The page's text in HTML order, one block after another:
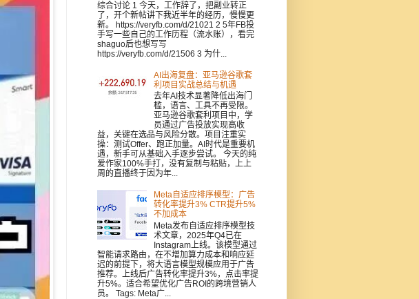
综合讨论 1 今天，工作辞了，把副业转正
了，开个新帖讲下我近半年的经历，慢慢更
新。 https://veryfb.com/d/21021 2 5年FB投
手写一些自己的工作历程（流水账），看完
shaguo后也想写写
https://veryfb.com/d/21506 3 为什...
AI出海复盘：亚马逊谷歌套
利项目实战总结与机遇
去年AI技术显著降低出海门
槛，语言、工具不再受限。
亚马逊谷歌套利项目中，学
员通过广告投放实现高收
益，关键在选品与风险分散。项目注重实
操：测试Offer、跑正加量。AI时代是重要机
遇，新手可从基础入手逐步尝试。 今天的纯
爱作家100%手打，没有复制与粘贴，上上
周的直播终于因为年...
Meta自适应排序模型：广告
转化率提升3% CTR提升5%
不加成本
Meta发布自适应排序模型技
术文章，2025年Q4已在
Instagram上线。该模型通过
智能请求路由，在不增加算力成本和响应延
迟的前提下，将大语言模型规模应用于广告
推荐。上线后广告转化率提升3%，点击率提
升5%。适合希望优化广告ROI的跨境营销人
员。 Tags: Meta广...